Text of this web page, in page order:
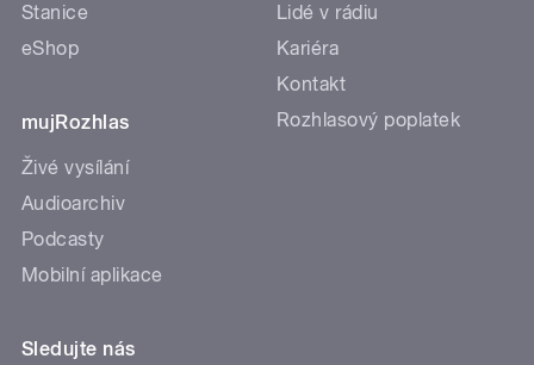
Stanice
eShop
mujRozhlas
Živé vysílání
Audioarchiv
Podcasty
Mobilní aplikace
Lidé v rádiu
Kariéra
Kontakt
Rozhlasový poplatek
Sledujte nás